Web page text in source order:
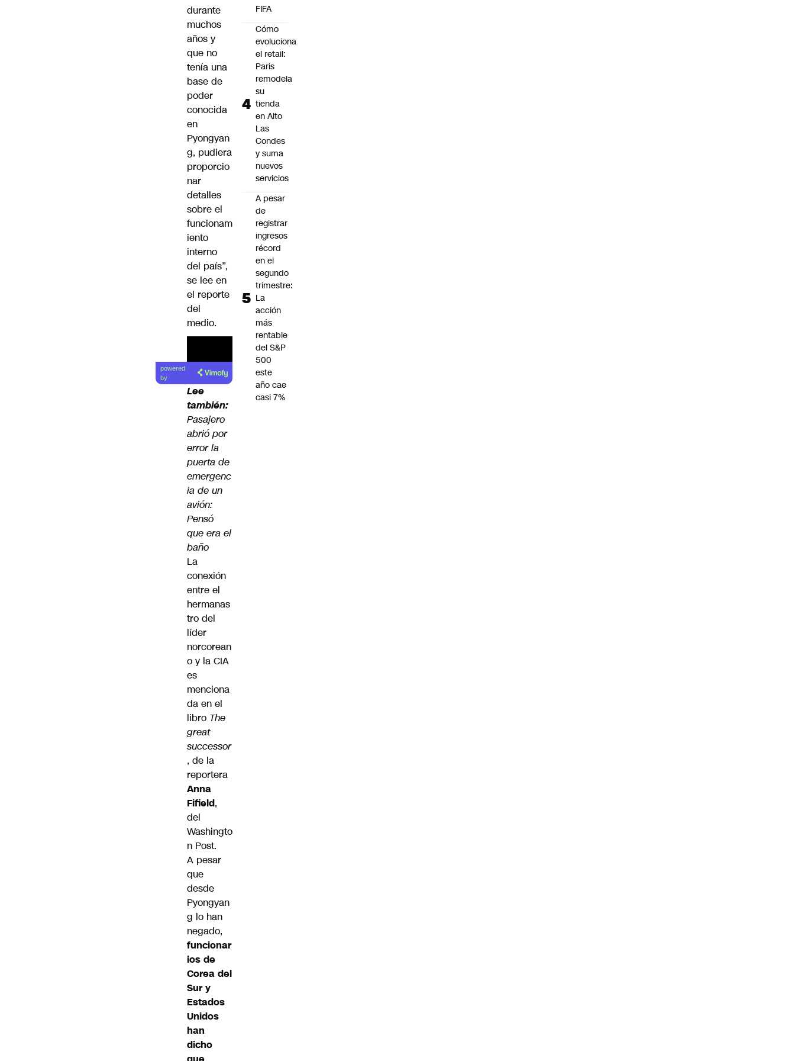
durante
muchos
años y
que no
tenía una
base de
poder
conocida
en
Pyongyan
g, pudiera
proporcio
nar
detalles
sobre el
funcionam
iento
interno
del país”,
se lee en
el reporte
del
medio.
Lea el
artículo
powered
by
Lee
también:
Pasajero
abrió por
error la
puerta de
emergenc
ia de un
avión:
Pensó
que era el
baño
La
conexión
entre el
hermanas
tro del
líder
norcorean
o y la CIA
es
menciona
da en el
libro The
great
successor
, de la
reportera
Anna
Fifield,
del
Washingto
n Post.
A pesar
que
desde
Pyongyan
g lo han
negado,
funcionar
ios de
Corea del
Sur y
Estados
Unidos
han
dicho
FIFA
Cómo
evoluciona
el retail:
Paris
remodela
su
tienda
en Alto
Las
Condes
y suma
nuevos
servicios
A pesar
de
registrar
ingresos
récord
en el
segundo
trimestre:
La
acción
más
rentable
del S&P
500
este
año cae
casi 7%